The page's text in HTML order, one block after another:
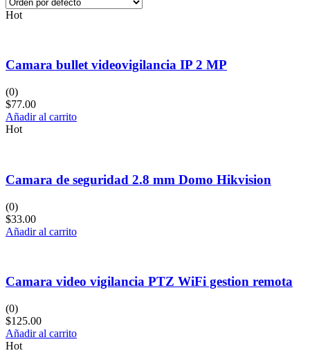
Hot
Camara bullet videovigilancia IP 2 MP
(0)
$77.00
Añadir al carrito
Hot
Camara de seguridad 2.8 mm Domo Hikvision
(0)
$33.00
Añadir al carrito
Camara video vigilancia PTZ WiFi gestion remota
(0)
$125.00
Añadir al carrito
Hot